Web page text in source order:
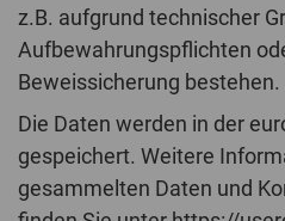
z.B. aufgrund technischer
Aufbewahrungspflichten
Beweissicherung bestehen.
Die Daten werden in der
gespeichert. Weitere
gesammelten Daten und